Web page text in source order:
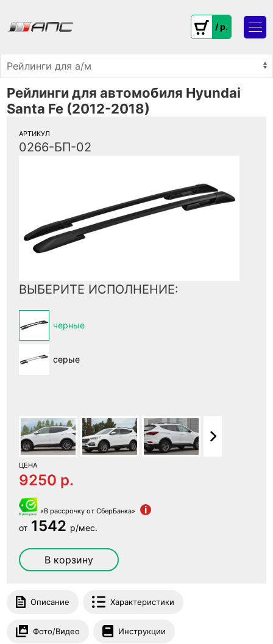
/ p.
Рейлинги для автомобиля Hyundai
Santa Fe (2012-2018)
АРТИКУЛ
0266-БП-02
ВЫБЕРИТЕ ИСПОЛНЕНИЕ:
черные
серые
ЦЕНА
9250 p.
«В рассрочку от СберБанка» i
от 1542 р/мес.
В корзину
Описание Характеристики
Фото/Видео Инструкции